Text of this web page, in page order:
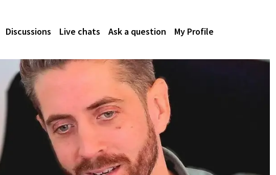
Discussions Live chats Ask a question My Profile